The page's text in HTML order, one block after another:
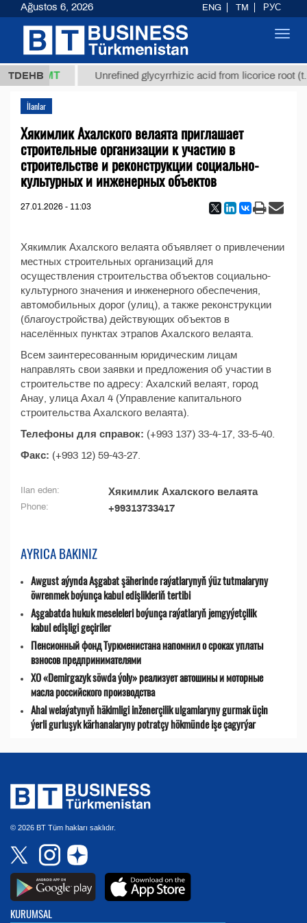
TDEHB
37,8 ТМТ Unrefined glycyrrhizic acid from licorice root
İlanlar
Хякимлик Ахалского велаята приглашает
строительные организации к участию в
строительстве и реконструкции социально-
культурных и инженерных объектов
27.01.2026 - 11:03
Хякимлик Ахалского велаята объявляет о привлечении
местных строительных организаций для
осуществления строительства объектов социально-
культурного значения и инженерного обеспечения,
автомобильных дорог (улиц), а также реконструкции
(благоустройства) действующих объектов в
населённых пунктах этрапов Ахалского велаята.
Всем заинтересованным юридическим лицам
направлять свои заявки и предложения об участии в
строительстве по адресу: Ахалский велаят, город
Анау, улица Ахал 4 (Управление капитального
строительства Ахалского велаята).
Телефоны для справок: (+993 137) 33-4-17, 33-5-40.
Факс: (+993 12) 59-43-27.
Ilan eden: Хякимлик Ахалского велаята
Phone: +99313733417
AYRICA BAKINIZ
Awgust aýynda Aşgabat şäherinde raýatlarynyň ýüz tutmalaryny
öwrenmek boýunça kabul edişlikleriň tertibi
Aşgabatda hukuk meseleleri boýunça raýatlaryň jemgyýetçilik
kabul edişligi geçiriler
Пенсионный фонд Туркменистана напомнил о сроках уплаты
взносов предпринимателями
ХО «Demirgazyk söwda ýoly» реализует автошины и моторные
масла российского производства
Ahal welaýatynyň häkimligi inženerçilik ulgamlaryny gurmak üçin
ýerli gurluşyk kärhanalaryny potratçy hökmünde işe çagyrýar
© 2026 BT Tüm hakları saklıdır.
KURUMSAL
Ağustos 6, 2026 ENG TM РУС